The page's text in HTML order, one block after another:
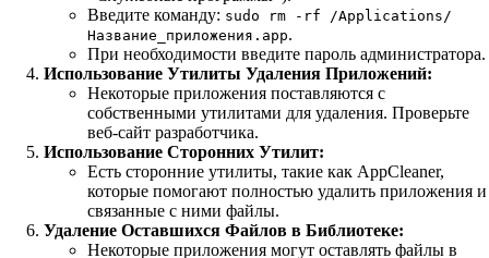
Введите команду: sudo rm -rf /Applications/
Название_приложения.app.
При необходимости введите пароль администратора.
Использование Утилиты Удаления Приложений:
Некоторые приложения поставляются с
собственными утилитами для удаления. Проверьте
веб-сайт разработчика.
Использование Сторонних Утилит:
Есть сторонние утилиты, такие как AppCleaner,
которые помогают полностью удалить приложения и
связанные с ними файлы.
Удаление Оставшихся Файлов в Библиотеке:
Некоторые приложения могут оставлять файлы в